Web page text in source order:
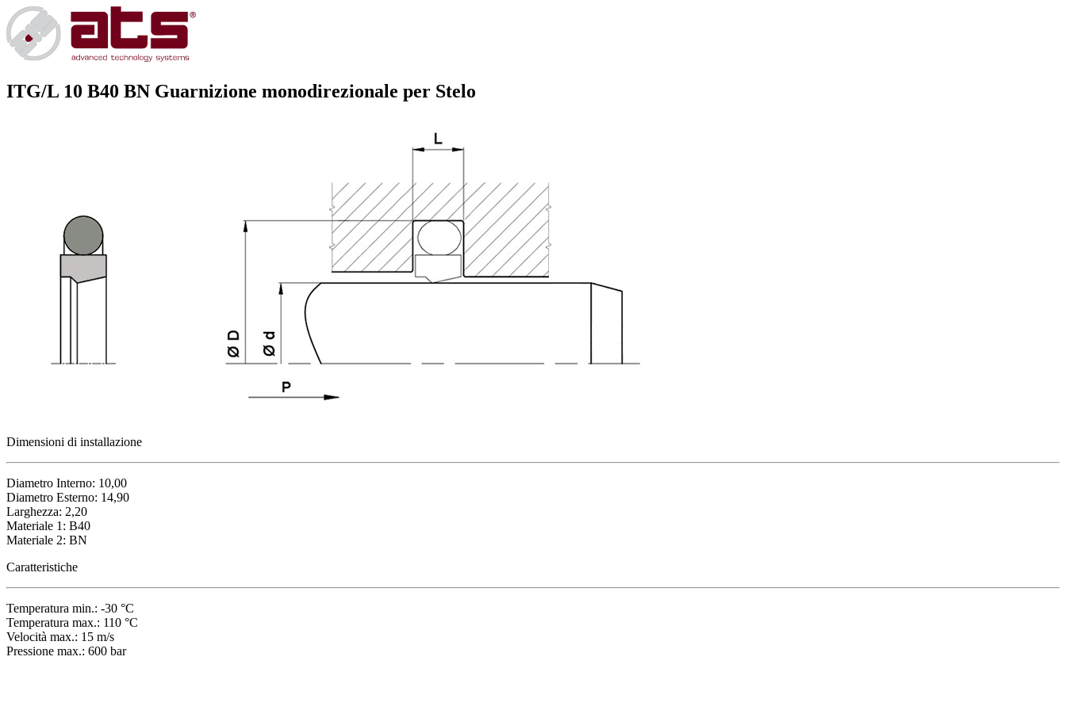
ITG/L 10 B40 BN Guarnizione monodirezionale per Stelo
Dimensioni di installazione
Diametro Interno: 10,00
Diametro Esterno: 14,90
Larghezza: 2,20
Materiale 1: B40
Materiale 2: BN
Caratteristiche
Temperatura min.: -30 °C
Temperatura max.: 110 °C
Velocità max.: 15 m/s
Pressione max.: 600 bar